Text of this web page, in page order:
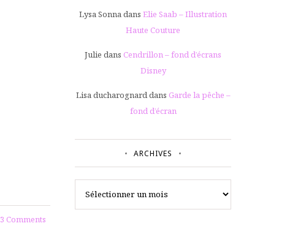
3 Comments
Lysa Sonna dans Elie Saab – Illustration
Haute Couture
Julie dans Cendrillon – fond d’écrans
Disney
Lisa ducharognard dans Garde la pêche –
fond d’écran
ARCHIVES